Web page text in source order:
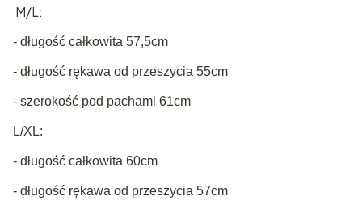
M/L:
- długość całkowita 57,5cm
- długość rękawa od przeszycia 55cm
- szerokość pod pachami 61cm
L/XL:
- długość całkowita 60cm
- długość rękawa od przeszycia 57cm